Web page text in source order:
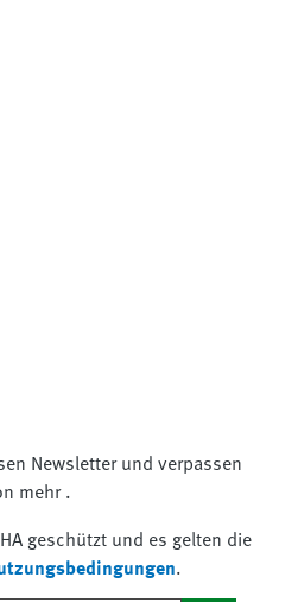
Newsletter und verpassen
mehr .
geschützt und es gelten die
.